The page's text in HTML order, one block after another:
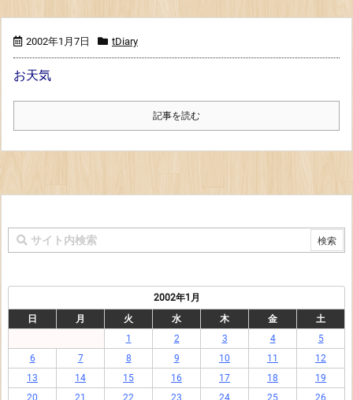
2002年1月7日 tDiary
お天気
記事を読む
2002年1月
日
月 火 水 木 金
土
1
2 3 4
5
6
7 8 9 10 11
12
13
14 15 16 17 18
19